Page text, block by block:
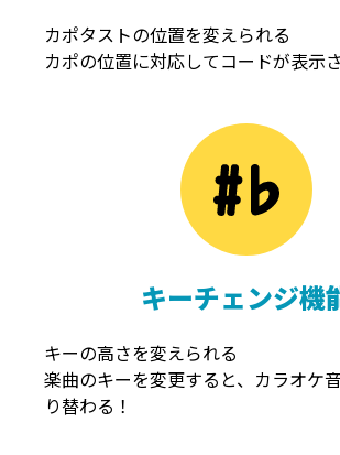
カポタストの位置を変えられる
カポの位置に対応してコードが表示
キーチェンジ機
キーの高さを変えられる
楽曲のキーを変更すると、カラオケ
り替わる！